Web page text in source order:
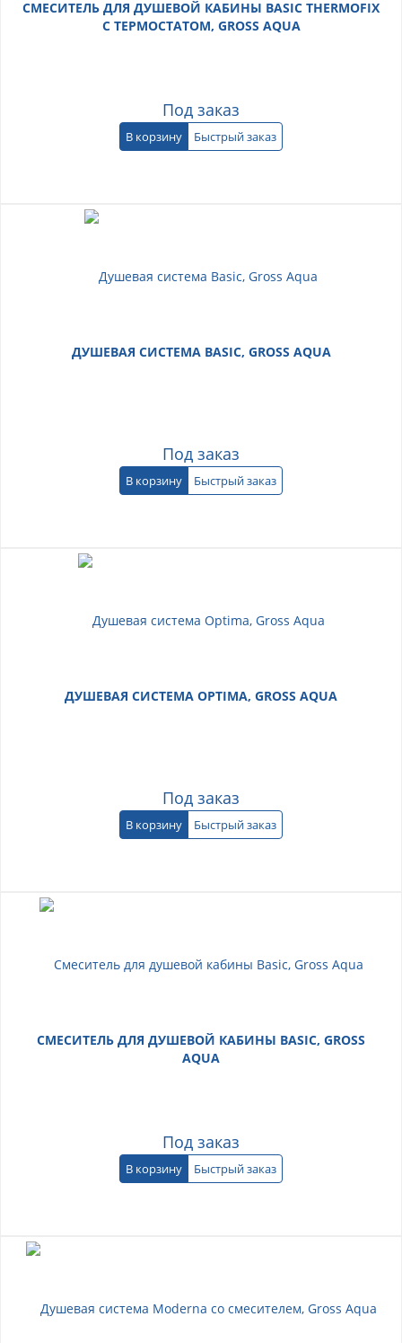
СМЕСИТЕЛЬ ДЛЯ ДУШЕВОЙ КАБИНЫ BASIC THERMOFIX
С ТЕРМОСТАТОМ, GROSS AQUA
Под заказ
В корзину Быстрый заказ
ДУШЕВАЯ СИСТЕМА BASIC, GROSS AQUA
Под заказ
В корзину Быстрый заказ
ДУШЕВАЯ СИСТЕМА OPTIMA, GROSS AQUA
Под заказ
В корзину Быстрый заказ
СМЕСИТЕЛЬ ДЛЯ ДУШЕВОЙ КАБИНЫ BASIC, GROSS
AQUA
Под заказ
В корзину Быстрый заказ